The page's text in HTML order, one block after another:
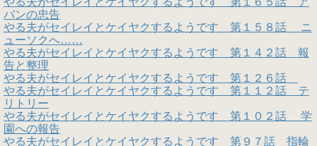
バンの忠告
やる夫がセイレイとケイヤクするようです 第１５８話 ニ
ューソクへ……
やる夫がセイレイとケイヤクするようです 第１４２話 報
告と整理
やる夫がセイレイとケイヤクするようです 第１２６話
やる夫がセイレイとケイヤクするようです 第１１２話 テ
リトリー
やる夫がセイレイとケイヤクするようです 第１０２話 学
園への報告
やる夫がセイレイとケイヤクするようです 第９７話 指輪